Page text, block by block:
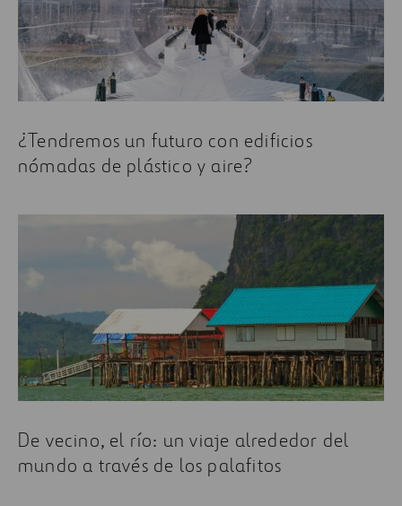
¿Tendremos un futuro con edificios
nómadas de plástico y aire?
De vecino, el río: un viaje alrededor del
mundo a través de los palafitos